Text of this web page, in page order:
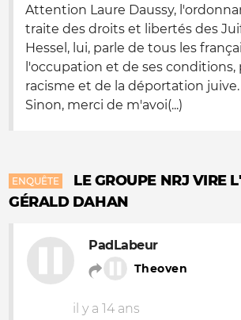
Attention Laure Daussy,
traite des droits et libertés des
Hessel, lui, parle de tous les
l'occupation et de ses conditions,
racisme et de la déportation juive.
Sinon, merci de m'avoi(...)
ENQUÊTE
LE GROUPE NRJ VIRE
GÉRALD DAHAN
PadLabeur
Theoven
il y a 14 ans